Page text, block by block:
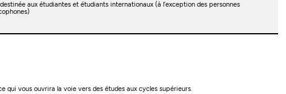
destinée aux étudiantes et étudiants internationaux (à l’exception des personnes
qui vous ouvrira la voie vers des études aux cycles supérieurs.